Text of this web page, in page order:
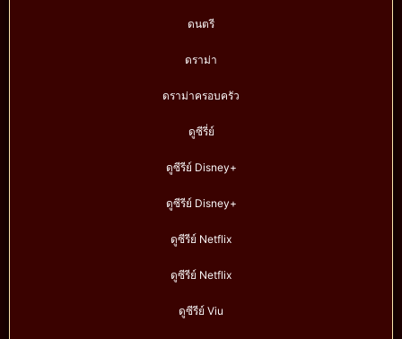
ดนตรี
ดราม่า
ดราม่าครอบครัว
ดูซีรี่ย์
ดูซีรีย์ Disney+
ดูซีรีย์ Disney+
ดูซีรีย์ Netflix
ดูซีรีย์ Netflix
ดูซีรีย์ Viu